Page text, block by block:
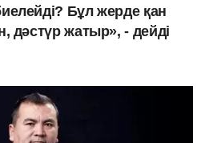
Бұл жерде қан
дәстүр жатыр», - дейді